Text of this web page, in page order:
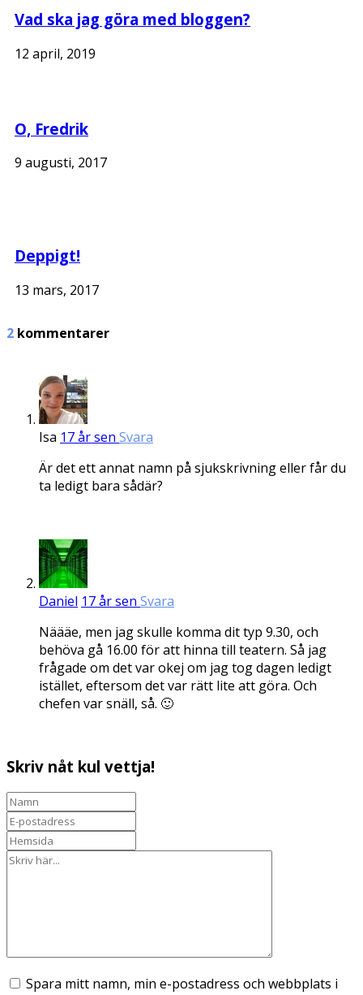
Vad ska jag göra med bloggen?
12 april, 2019
O, Fredrik
9 augusti, 2017
Deppigt!
13 mars, 2017
2 kommentarer
Isa 17 år sen Svara
Är det ett annat namn på sjukskrivning eller får du
ta ledigt bara sådär?
Daniel 17 år sen Svara
Näääe, men jag skulle komma dit typ 9.30, och
behöva gå 16.00 för att hinna till teatern. Så jag
frågade om det var okej om jag tog dagen ledigt
istället, eftersom det var rätt lite att göra. Och
chefen var snäll, så. 🙂
Skriv nåt kul vettja!
Spara mitt namn, min e-postadress och webbplats i